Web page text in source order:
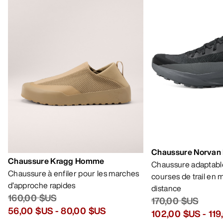
Chaussure Kragg Homme
Chaussure à enfiler pour les marches
d’approche rapides
160,00 $US
56,00 $US-80,00 $US
Chaussure
Chaussure
courses de trail en
distance
170,00 $US
102,00 $US-